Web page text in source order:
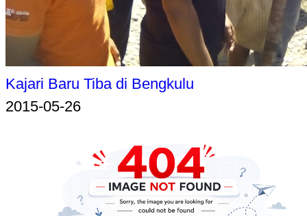
Kajari Baru Tiba di Bengkulu
2015-05-26